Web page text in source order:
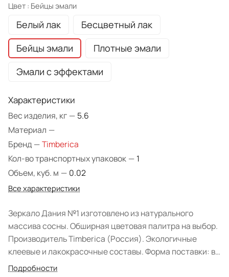
Цвет : Бейцы эмали
Белый лак
Бесцветный лак
Бейцы эмали
Плотные эмали
Эмали с эффектами
Характеристики
Вес изделия, кг — 5.6
Материал —
Бренд —Timberica
Кол-во транспортных упаковок — 1
Объем, куб. м — 0.02
Все характеристики
Зеркало Дания №1 изготовлено из натурального
массива сосны. Обширная цветовая палитра на выбор.
Производитель Timberica (Россия). Экологичные
клеевые и лакокрасочные составы. Форма поставки: в
собранном виде.
Подробности